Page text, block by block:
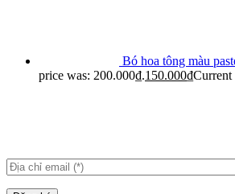
Bó hoa tông màu
price was: 200.000₫.150.000₫Current